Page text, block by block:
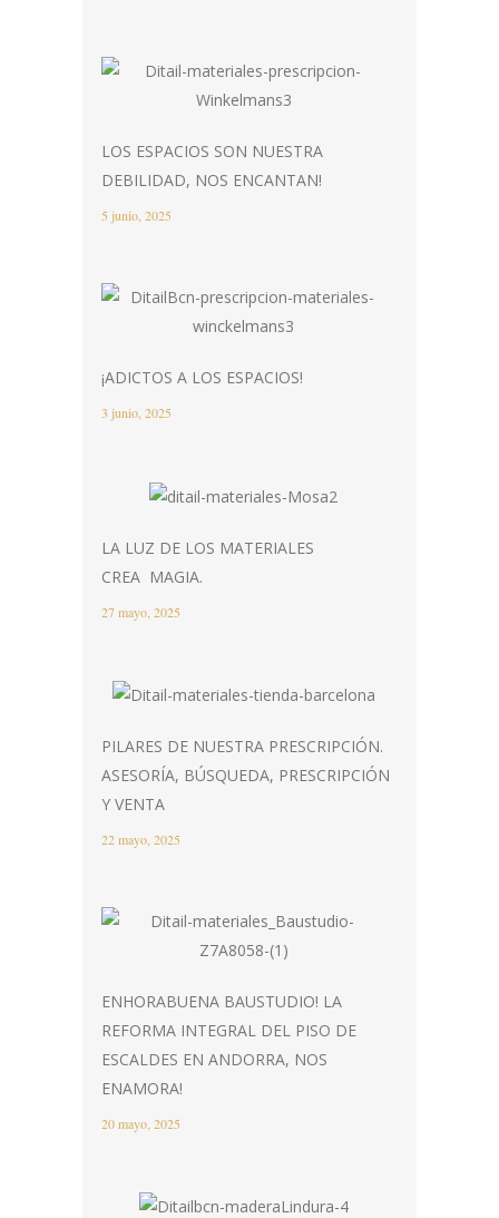
LOS ESPACIOS SON NUESTRA
DEBILIDAD, NOS ENCANTAN!
5 junio, 2025
¡ADICTOS A LOS ESPACIOS!
3 junio, 2025
LA LUZ DE LOS MATERIALES
CREA MAGIA.
27 mayo, 2025
PILARES DE NUESTRA PRESCRIPCIÓN.
ASESORÍA, BÚSQUEDA, PRESCRIPCIÓN
Y VENTA
22 mayo, 2025
ENHORABUENA BAUSTUDIO! LA
REFORMA INTEGRAL DEL PISO DE
ESCALDES EN ANDORRA, NOS
ENAMORA!
20 mayo, 2025